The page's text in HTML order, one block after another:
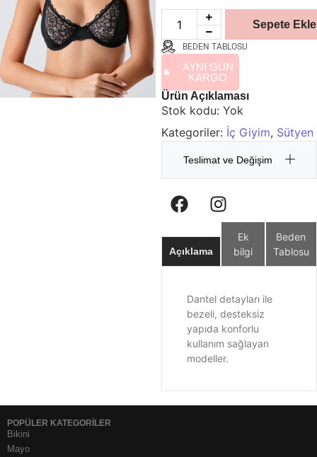
Sepete Ekle
BEDEN TABLOSU
AYNI GÜN
KARGO
Ürün Açıklaması
Stok kodu:Yok
Kategoriler: İç Giyim, Sütyen
Teslimat ve Değişim
Açıklama
Ek
bilgi
Beden
Tablosu
Dantel detayları ile
bezeli, desteksiz
yapıda konforlu
kullanım sağlayan
modeller.
POPÜLER KATEGORİLER
Bikini
Mayo